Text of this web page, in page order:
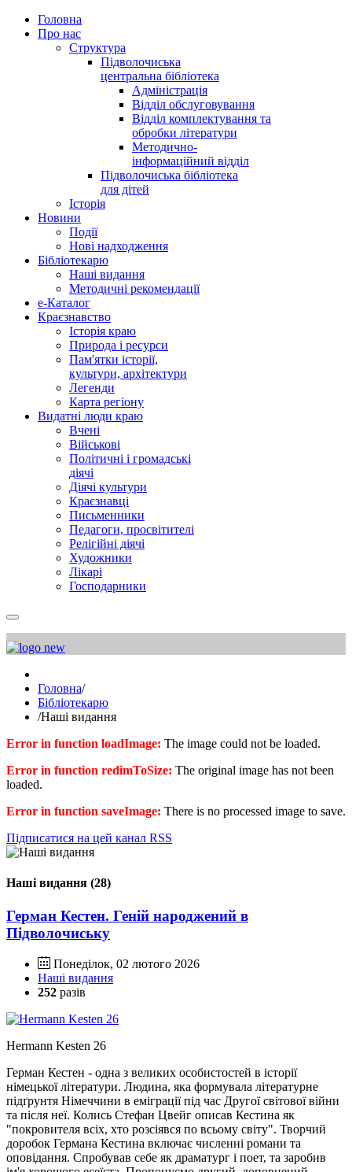
Головна
Про нас
Структура
Підволочиська
центральна бібліотека
Адміністрація
Відділ обслуговування
Відділ комплектування та
обробки літератури
Методично-
інформаційний відділ
Підволочиська бібліотека
для дітей
Історія
Новини
Події
Нові надходження
Бібліотекарю
Наші видання
Методичні рекомендації
e-Каталог
Краєзнавство
Історія краю
Природа і ресурси
Пам'ятки історії,
культури, архітектури
Легенди
Карта регіону
Видатні люди краю
Вчені
Військові
Політичні і громадські
діячі
Діячі культури
Краєзнавці
Письменники
Педагоги, просвітителі
Релігійні діячі
Художники
Лікарі
Господарники
Головна/
Бібліотекарю
/Наші видання
Error in function loadImage: The image could not be loaded.
Error in function redimToSize: The original image has not been
loaded.
Error in function saveImage: There is no processed image to save.
Підписатися на цей канал RSS
Наші видання (28)
Герман Кестен. Геній народжений в
Підволочиську
Понеділок, 02 лютого 2026
Наші видання
252 разів
Hermann Kesten 26
Герман Кестен - одна з великих особистостей в історії
німецької літератури. Людина, яка формувала літературне
підґрунтя Німеччини в еміграції під час Другої світової війни
та після неї. Колись Стефан Цвейг описав Кестина як
"покровителя всіх, хто розсіявся по всьому світу". Творчий
доробок Германа Кестина включає численні романи та
оповідання. Спробував себе як драматург і поет, та заробив